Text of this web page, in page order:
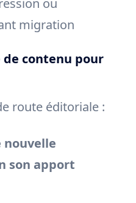
ou
migration
contenu pour
route éditoriale :
nouvelle
son apport